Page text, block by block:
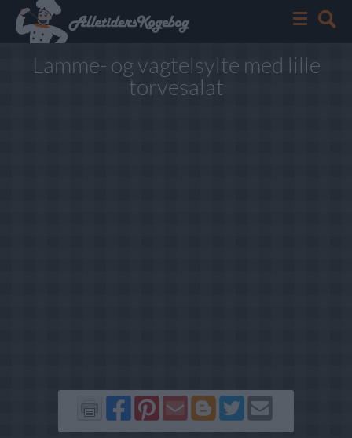
Lamme- og vagtelsylte med lille
torvesalat
Del
på
Facebook
Del
på
Pinterest
Send
via
GMail
Del
på
Blogger
Del
på
Twitter
Send